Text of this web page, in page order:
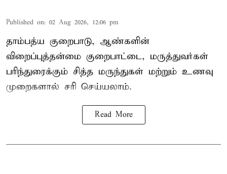
Published on: 02 Aug 2026, 12:06 pm
தாம்பத்ய குறைபாடு, ஆண்களின்
விறைப்புத்தன்மை குறைபாட்டை, மருத்துவர்கள்
பரிந்துரைக்கும் சித்த மருந்துகள் மற்றும் உணவு
முறைகளால் சரி செய்யலாம்.
Read More